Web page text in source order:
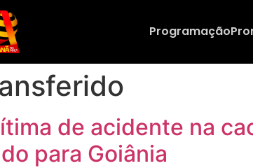
Programação
de acidente na
para Goiânia